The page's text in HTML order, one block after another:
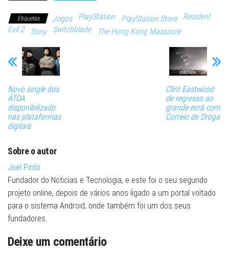
Etiquetas Jogos PlayStation PlayStation Store
Resident
Evil 2
Sony Switchblade The Hong Kong Massacre
Novo single dos
ÁTOA
disponibilizado
nas plataformas
digitais
Clint Eastwood
de regresso ao
grande ecrã com
Correio de Droga
Sobre o autor
Joel Pinto
Fundador do Noticias e Tecnologia, e este foi o seu segundo
projeto online, depois de vários anos ligado a um portal voltado
para o sistema Android, onde também foi um dos seus
fundadores.
Deixe um comentário